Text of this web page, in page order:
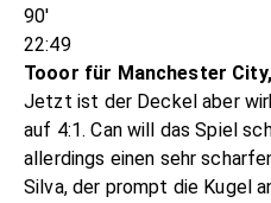
90'
22:49
Tooor für Manchester
Jetzt ist der Deckel aber
auf 4:1. Can will das Spiel
allerdings einen sehr
Silva, der prompt die Kugel